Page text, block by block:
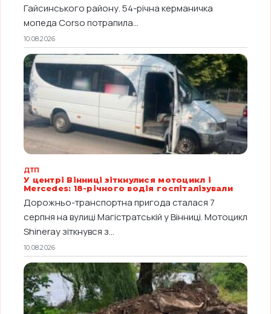
Гайсинського району. 54-річна керманичка
мопеда Corso потрапила...
10.08.2026
ДТП
У центрі Вінниці зіткнулися мотоцикл і
Mercedes: 18-річного водія госпіталізували
Дорожньо-транспортна пригода сталася 7
серпня на вулиці Магістратській у Вінниці. Мотоцикл
Shineray зіткнувся з...
10.08.2026